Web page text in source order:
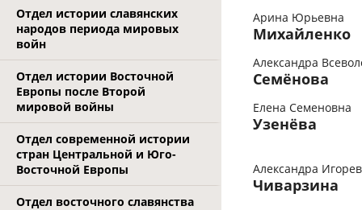
Отдел истории славянских
народов периода мировых
войн
Отдел истории Восточной
Европы после Второй
мировой войны
Отдел современной истории
стран Центральной и Юго-
Восточной Европы
Отдел восточного славянства
Арина Юрьевна
Михайленко
Александра
Семёнова
Елена Семеновна
Узенёва
Александра
Чиварзина